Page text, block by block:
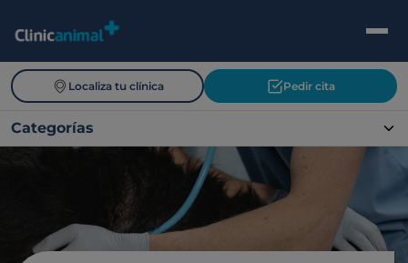
Localiza tu clínica Pedir cita
Categorías